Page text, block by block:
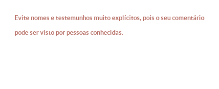
Evite nomes e testemunhos muito explícitos, pois o seu comentário
pode ser visto por pessoas conhecidas.